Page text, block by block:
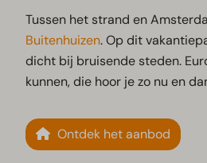
Tussen het strand en
Buitenhuizen. Op dit
dicht bij bruisende steden.
kunnen, die hoor je zo nu en
Ontdek het aanbod